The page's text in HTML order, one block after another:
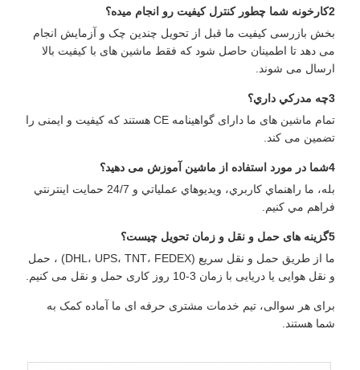
2کارخونه شما چطور کنترل کيفيت رو انجام ميده؟
بخش بازرسی کیفیت ما قبل از تحویل چندین چک و آزمایش انجام
می دهد تا اطمینان حاصل شود که فقط ماشین های با کیفیت بالا
ارسال می شوند.
3چه مدرکي داري؟
تمام ماشین های ما دارای گواهینامه CE هستند که کیفیت و ایمنی را
تضمین می کند.
4شما در مورد استفاده از ماشین آموزش می دهید؟
بله، ما راهنماي کاربري، ويديوهاي عملياتي و 24/7 حمايت اينترنتي
فراهم مي کنيم.
5گزینه های حمل و نقل و زمان تحویل چیست؟
ما از طریق حمل و نقل سریع (DHL، UPS، TNT، FEDEX) ، حمل
و نقل هوایی یا دریایی با زمان 3-10 روز کاری حمل و نقل می کنیم.
برای هر سوالی، تیم خدمات مشتری حرفه ای ما آماده کمک به
شما هستند.